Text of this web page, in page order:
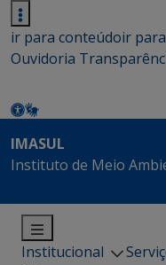
ir para conteúdoir
Ouvidoria
IMASUL
Instituto de Meio
Institucional